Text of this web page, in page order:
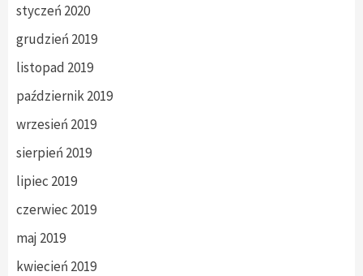
styczeń 2020
grudzień 2019
listopad 2019
październik 2019
wrzesień 2019
sierpień 2019
lipiec 2019
czerwiec 2019
maj 2019
kwiecień 2019